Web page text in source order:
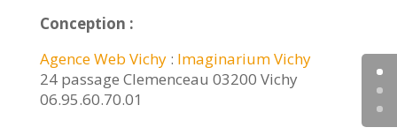
Conception :
Agence Web Vichy: Imaginarium Vichy
24 passage Clemenceau 03200 Vichy
06.95.60.70.01